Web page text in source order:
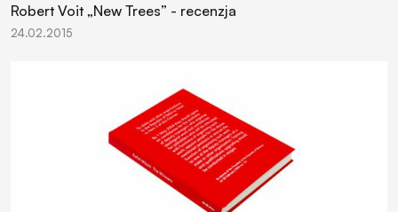
Robert Voit „New Trees” - recenzja
24.02.2015